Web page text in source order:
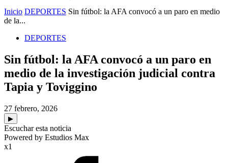
Inicio DEPORTES Sin fútbol: la AFA convocó a un paro en medio
de la...
DEPORTES
Sin fútbol: la AFA convocó a un paro en
medio de la investigación judicial contra
Tapia y Toviggino
27 febrero, 2026
▶
Escuchar esta noticia
Powered by Estudios Max
x1